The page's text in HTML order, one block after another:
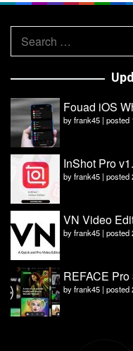
Search
for:
Fouad iOS
byfrank45 | posted
InShot Pro
byfrank45 | posted
VN Video
byfrank45 | posted
REFACE Pro
byfrank45 | posted